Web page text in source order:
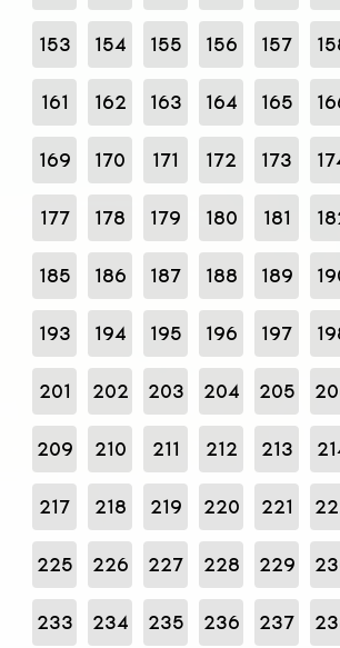
153 154 155 156 157
161 162 163 164 165
169 170 171 172 173
177 178 179 180 181
185 186 187 188 189
193 194 195 196 197
201 202 203 204 205
209 210 211 212 213
217 218 219 220 221
225 226 227 228 229
233 234 235 236 237